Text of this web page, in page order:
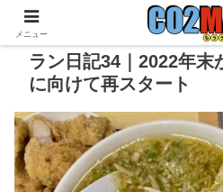
ラン日記34｜2022年末
に向けて再スタート
メニュー